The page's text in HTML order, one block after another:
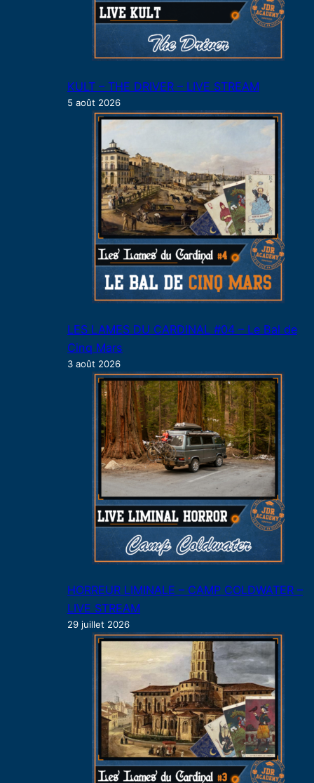
KULT – THE DRIVER – LIVE STREAM
5 août 2026
LES LAMES DU CARDINAL #04 – Le Bal de
Cinq Mars
3 août 2026
HORREUR LIMINALE – CAMP COLDWATER –
LIVE STREAM
29 juillet 2026